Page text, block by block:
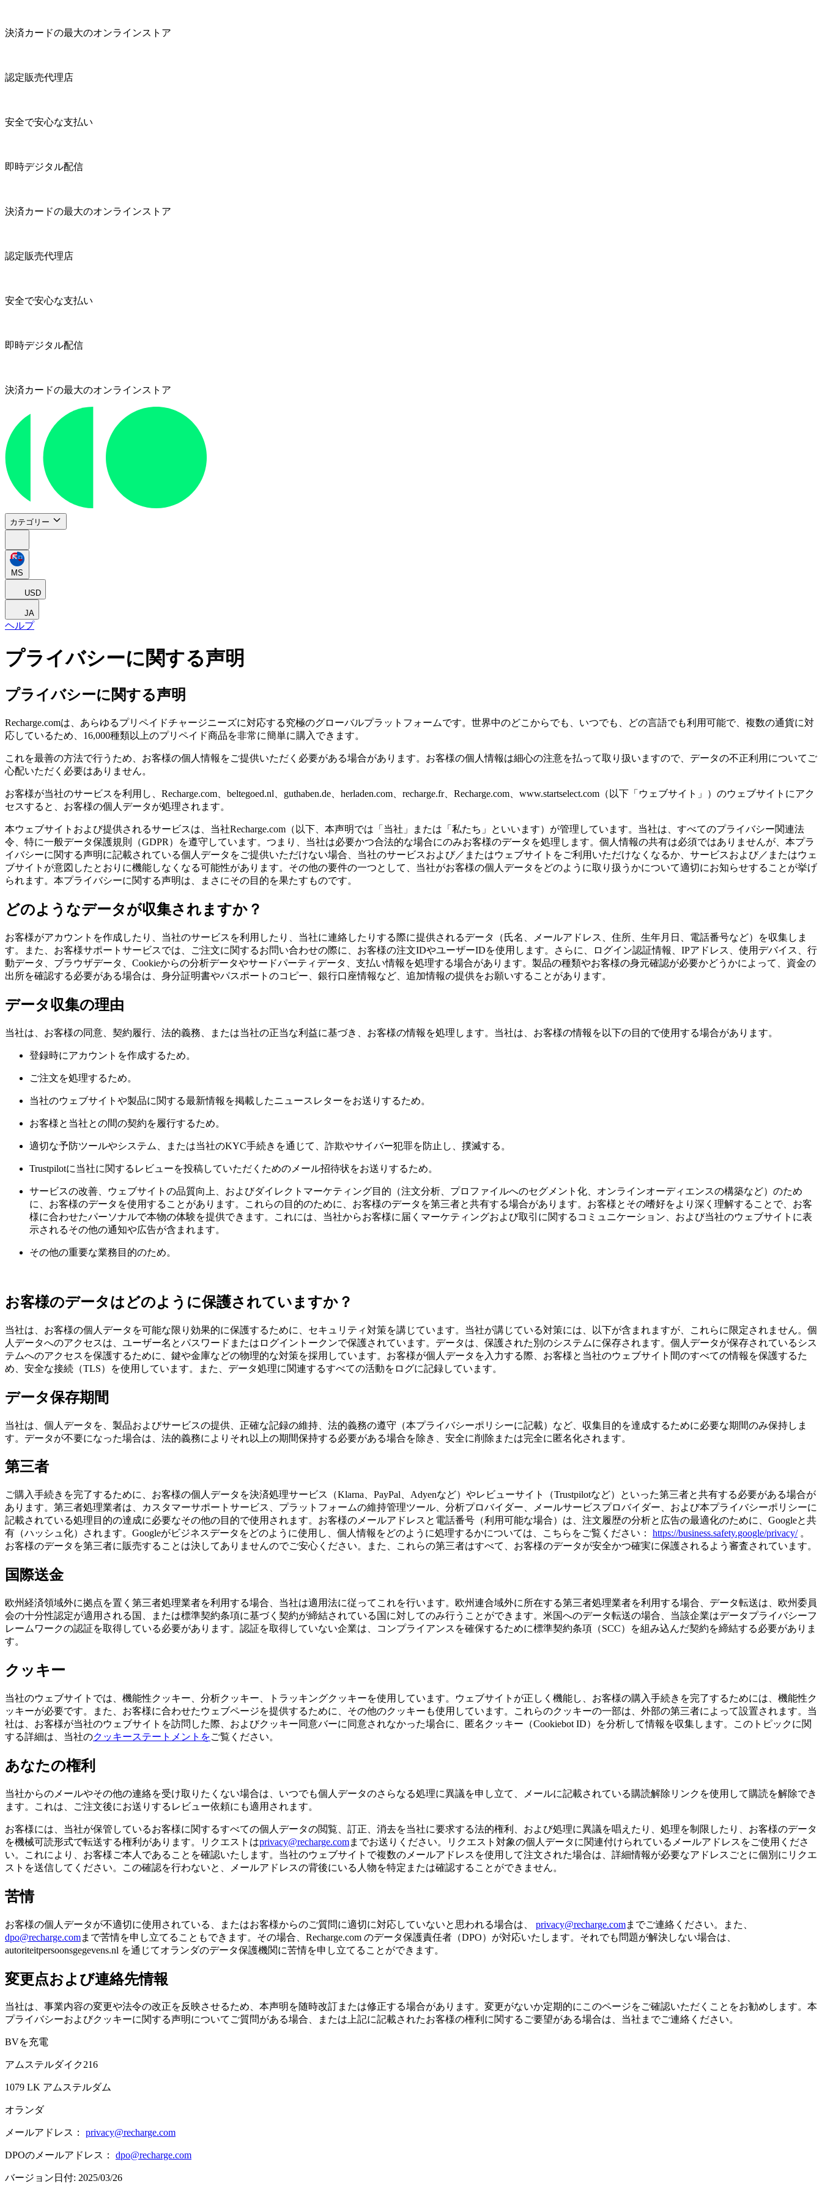
決済カードの最大のオンラインストア
認定販売代理店
安全で安心な支払い
即時デジタル配信
決済カードの最大のオンラインストア
認定販売代理店
安全で安心な支払い
即時デジタル配信
決済カードの最大のオンラインストア
カテゴリー
MS
USD
JA
ヘルプ
プライバシーに関する声明
プライバシーに関する声明
Recharge.comは、あらゆるプリペイドチャージニーズに対応する究極のグローバルプラットフォームです。世界中のどこからでも、いつでも、どの言語でも利用可能で、複数の通貨に対
応しているため、16,000種類以上のプリペイド商品を非常に簡単に購入できます。
これを最善の方法で行うため、お客様の個人情報をご提供いただく必要がある場合があります。お客様の個人情報は細心の注意を払って取り扱いますので、データの不正利用についてご
心配いただく必要はありません。
お客様が当社のサービスを利用し、Recharge.com、beltegoed.nl、guthaben.de、herladen.com、recharge.fr、Recharge.com、www.startselect.com（以下「ウェブサイト」）のウェブサイトにアク
セスすると、お客様の個人データが処理されます。
本ウェブサイトおよび提供されるサービスは、当社Recharge.com（以下、本声明では「当社」または「私たち」といいます）が管理しています。当社は、すべてのプライバシー関連法
令、特に一般データ保護規則（GDPR）を遵守しています。つまり、当社は必要かつ合法的な場合にのみお客様のデータを処理します。個人情報の共有は必須ではありませんが、本プラ
イバシーに関する声明に記載されている個人データをご提供いただけない場合、当社のサービスおよび／またはウェブサイトをご利用いただけなくなるか、サービスおよび／またはウェ
ブサイトが意図したとおりに機能しなくなる可能性があります。その他の要件の一つとして、当社がお客様の個人データをどのように取り扱うかについて適切にお知らせすることが挙げ
られます。本プライバシーに関する声明は、まさにその目的を果たすものです。
どのようなデータが収集されますか？
お客様がアカウントを作成したり、当社のサービスを利用したり、当社に連絡したりする際に提供されるデータ（氏名、メールアドレス、住所、生年月日、電話番号など）を収集しま
す。また、お客様サポートサービスでは、ご注文に関するお問い合わせの際に、お客様の注文IDやユーザーIDを使用します。さらに、ログイン認証情報、IPアドレス、使用デバイス、行
動データ、ブラウザデータ、Cookieからの分析データやサードパーティデータ、支払い情報を処理する場合があります。製品の種類やお客様の身元確認が必要かどうかによって、資金の
出所を確認する必要がある場合は、身分証明書やパスポートのコピー、銀行口座情報など、追加情報の提供をお願いすることがあります。
データ収集の理由
当社は、お客様の同意、契約履行、法的義務、または当社の正当な利益に基づき、お客様の情報を処理します。当社は、お客様の情報を以下の目的で使用する場合があります。
登録時にアカウントを作成するため。
ご注文を処理するため。
当社のウェブサイトや製品に関する最新情報を掲載したニュースレターをお送りするため。
お客様と当社との間の契約を履行するため。
適切な予防ツールやシステム、または当社のKYC手続きを通じて、詐欺やサイバー犯罪を防止し、撲滅する。
Trustpilotに当社に関するレビューを投稿していただくためのメール招待状をお送りするため。
サービスの改善、ウェブサイトの品質向上、およびダイレクトマーケティング目的（注文分析、プロファイルへのセグメント化、オンラインオーディエンスの構築など）のため
に、お客様のデータを使用することがあります。これらの目的のために、お客様のデータを第三者と共有する場合があります。お客様とその嗜好をより深く理解することで、お客
様に合わせたパーソナルで本物の体験を提供できます。これには、当社からお客様に届くマーケティングおよび取引に関するコミュニケーション、および当社のウェブサイトに表
示されるその他の通知や広告が含まれます。
その他の重要な業務目的のため。
お客様のデータはどのように保護されていますか？
当社は、お客様の個人データを可能な限り効果的に保護するために、セキュリティ対策を講じています。当社が講じている対策には、以下が含まれますが、これらに限定されません。個
人データへのアクセスは、ユーザー名とパスワードまたはログイントークンで保護されています。データは、保護された別のシステムに保存されます。個人データが保存されているシス
テムへのアクセスを保護するために、鍵や金庫などの物理的な対策を採用しています。お客様が個人データを入力する際、お客様と当社のウェブサイト間のすべての情報を保護するた
め、安全な接続（TLS）を使用しています。また、データ処理に関連するすべての活動をログに記録しています。
データ保存期間
当社は、個人データを、製品およびサービスの提供、正確な記録の維持、法的義務の遵守（本プライバシーポリシーに記載）など、収集目的を達成するために必要な期間のみ保持しま
す。データが不要になった場合は、法的義務によりそれ以上の期間保持する必要がある場合を除き、安全に削除または完全に匿名化されます。
第三者
ご購入手続きを完了するために、お客様の個人データを決済処理サービス（Klarna、PayPal、Adyenなど）やレビューサイト（Trustpilotなど）といった第三者と共有する必要がある場合が
あります。第三者処理業者は、カスタマーサポートサービス、プラットフォームの維持管理ツール、分析プロバイダー、メールサービスプロバイダー、および本プライバシーポリシーに
記載されている処理目的の達成に必要なその他の目的で使用されます。お客様のメールアドレスと電話番号（利用可能な場合）は、注文履歴の分析と広告の最適化のために、Googleと共
有（ハッシュ化）されます。Googleがビジネスデータをどのように使用し、個人情報をどのように処理するかについては、こちらをご覧ください： https://business.safety.google/privacy/。
お客様のデータを第三者に販売することは決してありませんのでご安心ください。また、これらの第三者はすべて、お客様のデータが安全かつ確実に保護されるよう審査されています。
国際送金
欧州経済領域外に拠点を置く第三者処理業者を利用する場合、当社は適用法に従ってこれを行います。欧州連合域外に所在する第三者処理業者を利用する場合、データ転送は、欧州委員
会の十分性認定が適用される国、または標準契約条項に基づく契約が締結されている国に対してのみ行うことができます。米国へのデータ転送の場合、当該企業はデータプライバシーフ
レームワークの認証を取得している必要があります。認証を取得していない企業は、コンプライアンスを確保するために標準契約条項（SCC）を組み込んだ契約を締結する必要がありま
す。
クッキー
当社のウェブサイトでは、機能性クッキー、分析クッキー、トラッキングクッキーを使用しています。ウェブサイトが正しく機能し、お客様の購入手続きを完了するためには、機能性ク
ッキーが必要です。また、お客様に合わせたウェブページを提供するために、その他のクッキーも使用しています。これらのクッキーの一部は、外部の第三者によって設置されます。当
社は、お客様が当社のウェブサイトを訪問した際、およびクッキー同意バーに同意されなかった場合に、匿名クッキー（Cookiebot ID）を分析して情報を収集します。このトピックに関
する詳細は、当社のクッキーステートメントをご覧ください。
あなたの権利
当社からのメールやその他の連絡を受け取りたくない場合は、いつでも個人データのさらなる処理に異議を申し立て、メールに記載されている購読解除リンクを使用して購読を解除でき
ます。これは、ご注文後にお送りするレビュー依頼にも適用されます。
お客様には、当社が保管しているお客様に関するすべての個人データの閲覧、訂正、消去を当社に要求する法的権利、および処理に異議を唱えたり、処理を制限したり、お客様のデータ
を機械可読形式で転送する権利があります。リクエストはprivacy@recharge.comまでお送りください。リクエスト対象の個人データに関連付けられているメールアドレスをご使用くださ
い。これにより、お客様ご本人であることを確認いたします。当社のウェブサイトで複数のメールアドレスを使用して注文された場合は、詳細情報が必要なアドレスごとに個別にリクエ
ストを送信してください。この確認を行わないと、メールアドレスの背後にいる人物を特定または確認することができません。
苦情
お客様の個人データが不適切に使用されている、またはお客様からのご質問に適切に対応していないと思われる場合は、 privacy@recharge.comまでご連絡ください。また、
dpo@recharge.comまで苦情を申し立てることもできます。その場合、Recharge.com のデータ保護責任者（DPO）が対応いたします。それでも問題が解決しない場合は、
autoriteitpersoonsgegevens.nl を通じてオランダのデータ保護機関に苦情を申し立てることができます。
変更点および連絡先情報
当社は、事業内容の変更や法令の改正を反映させるため、本声明を随時改訂または修正する場合があります。変更がないか定期的にこのページをご確認いただくことをお勧めします。本
プライバシーおよびクッキーに関する声明についてご質問がある場合、または上記に記載されたお客様の権利に関するご要望がある場合は、当社までご連絡ください。
BVを充電
アムステルダイク216
1079 LK アムステルダム
オランダ
メールアドレス： privacy@recharge.com
DPOのメールアドレス： dpo@recharge.com
バージョン日付: 2025/03/26